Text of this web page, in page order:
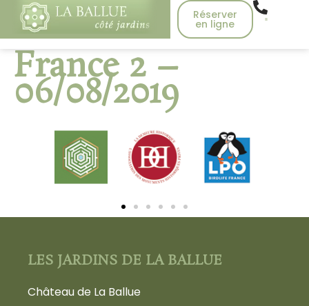
Réserver
en ligne
France 2 –
06/08/2019
LES JARDINS DE LA BALLUE
Château de La Ballue